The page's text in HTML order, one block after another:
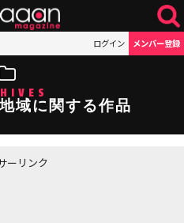
ログイン メンバー登録
域に関する作品
ーリンク